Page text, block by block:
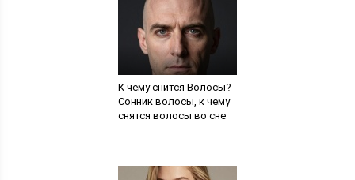
К чему снится Волосы?
Сонник волосы, к чему
снятся волосы во сне